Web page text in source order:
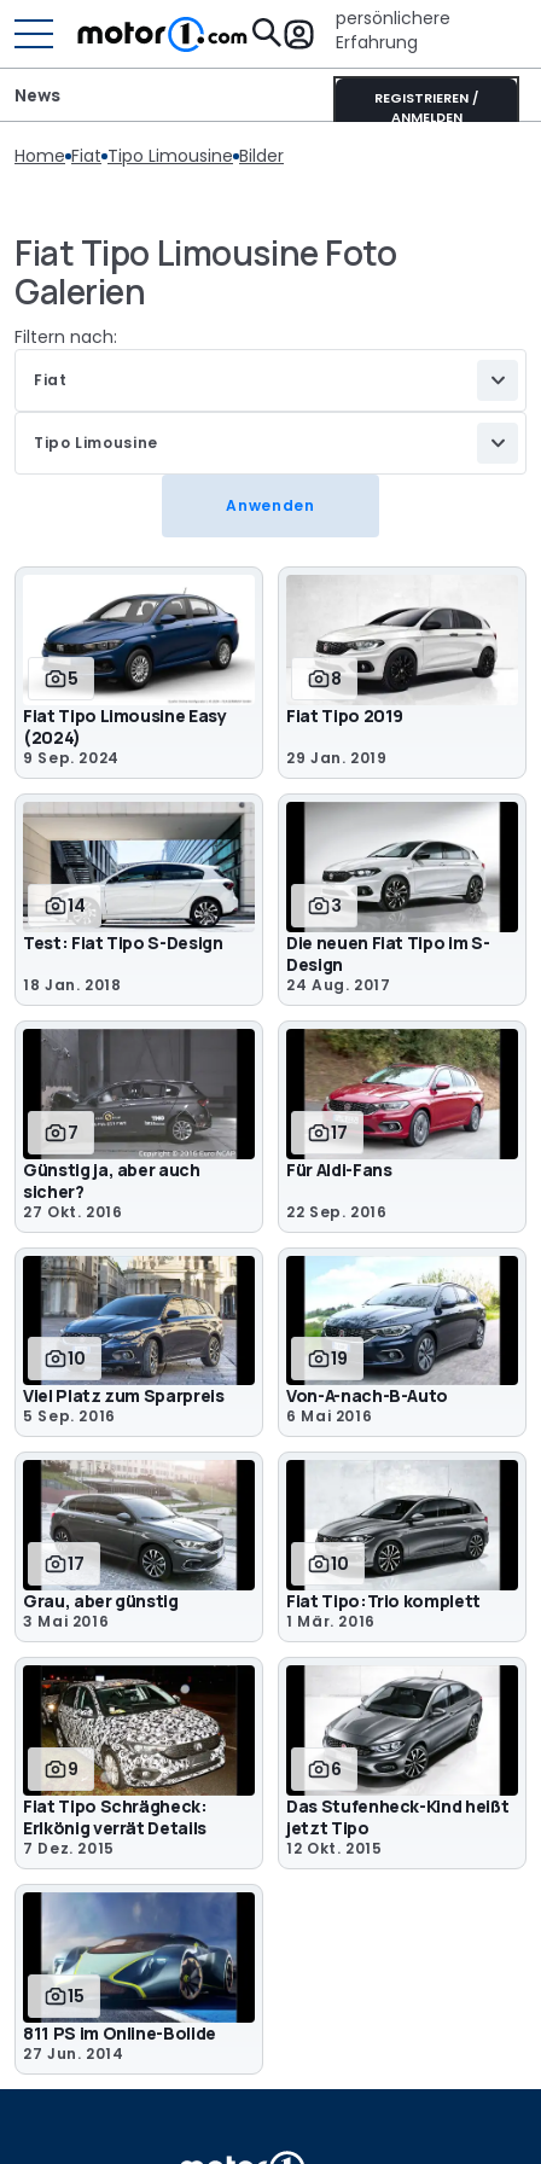
persönlichere
Erfahrung
REGISTRIEREN /
ANMELDEN
News
Home Fiat Tipo Limousine Bilder
Fiat Tipo Limousine Foto
Galerien
Filtern nach:
Fiat
Tipo Limousine
5
Fiat Tipo Limousine Easy
(2024)
9 Sep. 2024
8
Fiat Tipo 2019
29 Jan. 2019
14
Test: Fiat Tipo S-Design
18 Jan. 2018
3
Die neuen Fiat Tipo im S-
Design
24 Aug. 2017
7
Günstig ja, aber auch
sicher?
27 Okt. 2016
17
Für Aldi-Fans
22 Sep. 2016
10
Viel Platz zum Sparpreis
5 Sep. 2016
19
Von-A-nach-B-Auto
6 Mai 2016
17
Grau, aber günstig
3 Mai 2016
10
Fiat Tipo:Trio komplett
1 Mär. 2016
9
Fiat Tipo Schrägheck:
Erlkönig verrät Details
7 Dez. 2015
6
Das Stufenheck-Kind heißt
jetzt Tipo
12 Okt. 2015
15
811 PS im Online-Bolide
27 Jun. 2014